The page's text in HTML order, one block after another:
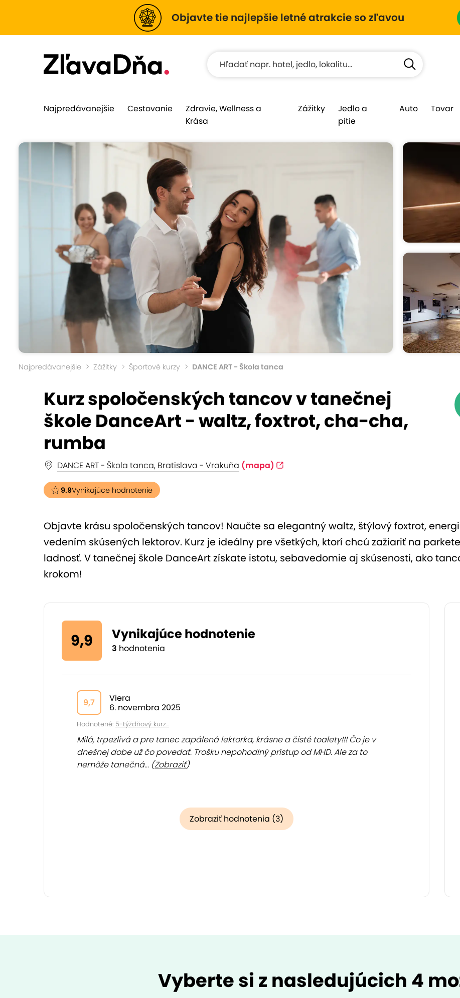
Objavte tie najlepšie letné atrakcie so zľavou
Najpredávanejšie Cestovanie
Zdravie, Wellness a
Krása
Zážitky
Jedlo a
pitie
Auto Tovar
Najpredávanejšie Zážitky Športové kurzy DANCE ART - Škola tanca
Kurz spoločenských tancov v tanečnej
škole DanceArt - waltz, foxtrot, cha-cha,
rumba
DANCE ART - Škola tanca, Bratislava - Vrakuňa (mapa)
9.9Vynikajúce hodnotenie
Objavte krásu spoločenských tancov! Naučte sa elegantný waltz, štýlový foxtrot,
vedením skúsených lektorov. Kurz je ideálny pre všetkých, ktorí chcú zažiariť na
ladnosť. V tanečnej škole DanceArt získate istotu, sebavedomie aj skúsenosti, ako
krokom!
9,9 Vynikajúce hodnotenie
3 hodnotenia
9,7
Viera
6. novembra 2025
Hodnotené: 5-týždňový kurz...
Milá, trpezlivá a pre tanec zapálená lektorka, krásne a čisté toalety!!! Čo je v
dnešnej dobe už čo povedať. Trošku nepohodlný prístup od MHD. Ale za to
nemôže tanečná... (Zobraziť)
Zobraziť hodnotenia (3)
Vyberte si z nasledujúcich 4